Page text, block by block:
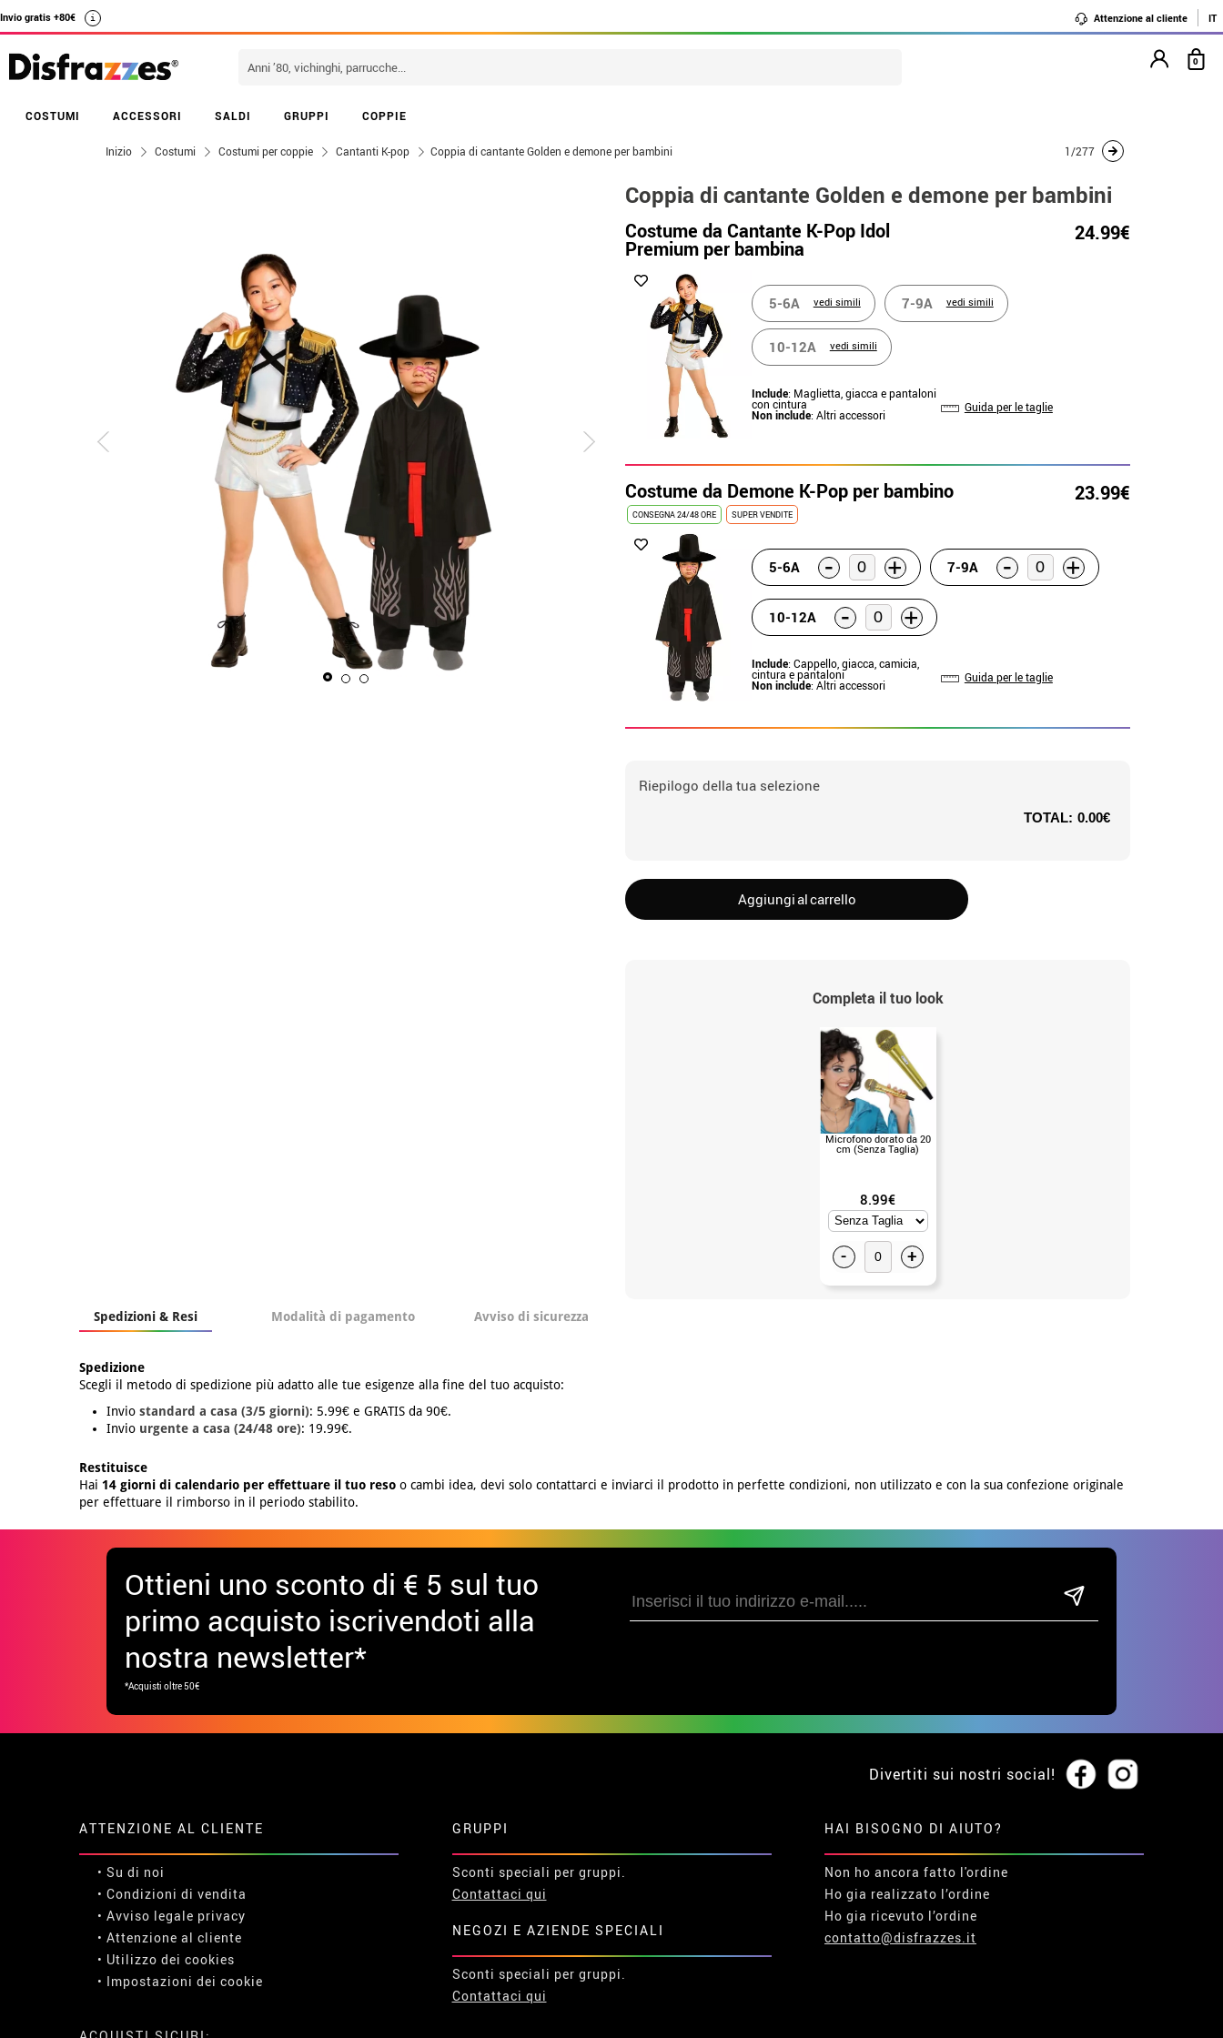
Invio gratis +80€ i Attenzione al cliente IT
COSTUMI ACCESSORI SALDI GRUPPI COPPIE
0
Inizio Costumi Costumi per coppie Cantanti K-pop Coppia di cantante Golden e demone per bambini 1/277
Coppia di cantante Golden e demone per bambini
Costume da Cantante K-Pop Idol
Premium per bambina
24.99€
5-6A vedi simili 7-9A vedi simili
10-12A vedi simili
Include: Maglietta, giacca e pantaloni
con cintura
Non include: Altri accessori
Guida per le taglie
Costume da Demone K-Pop per bambino 23.99€
CONSEGNA 24/48 ORE SUPER VENDITE
5-6A - + 7-9A - +
10-12A - +
Include: Cappello, giacca, camicia,
cintura e pantaloni
Non include: Altri accessori
Guida per le taglie
Riepilogo della tua selezione
TOTAL: 0.00€
Aggiungi al carrello
Completa il tuo look
Microfono dorato da 20
cm (Senza Taglia)
8.99€
- +
Spedizioni & Resi Modalità di pagamento Avviso di sicurezza
Spedizione
Scegli il metodo di spedizione più adatto alle tue esigenze alla fine del tuo acquisto:
Invio standard a casa (3/5 giorni): 5.99€ e GRATIS da 90€.
Invio urgente a casa (24/48 ore): 19.99€.
Restituisce
Hai 14 giorni di calendario per effettuare il tuo reso o cambi idea, devi solo contattarci e inviarci il prodotto in perfette condizioni, non utilizzato e con la sua confezione originale
per effettuare il rimborso in il periodo stabilito.
Ottieni uno sconto di € 5 sul tuo
primo acquisto iscrivendoti alla
nostra newsletter*
*Acquisti oltre 50€
Divertiti sui nostri social!
ATTENZIONE AL CLIENTE
• Su di noi
• Condizioni di vendita
• Avviso legale privacy
• Attenzione al cliente
• Utilizzo dei cookies
• Impostazioni dei cookie
GRUPPI
Sconti speciali per gruppi.
Contattaci qui
NEGOZI E AZIENDE SPECIALI
Sconti speciali per gruppi.
Contattaci qui
HAI BISOGNO DI AIUTO?
Non ho ancora fatto l'ordine
Ho gia realizzato l’ordine
Ho gia ricevuto l’ordine
contatto@disfrazzes.it